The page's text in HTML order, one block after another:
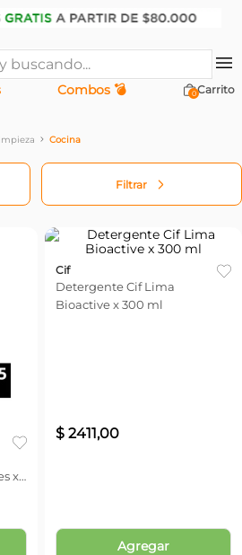
Combos 💣 0
Cocina
Filtrar
x
Cif
Detergente Cif Lima
Bioactive x 300 ml
$ 2411,00
Agregar